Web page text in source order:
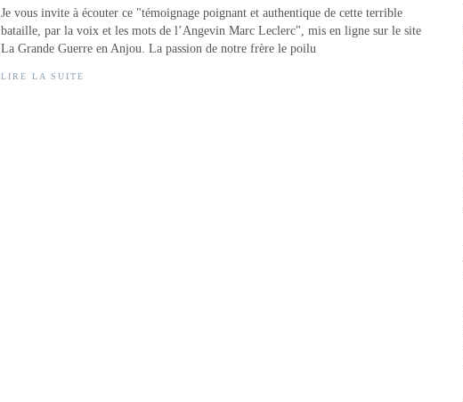
Je vous invite à écouter ce "témoignage poignant et authentique de cette terrible
bataille, par la voix et les mots de l’Angevin Marc Leclerc", mis en ligne sur le site
La Grande Guerre en Anjou. La passion de notre frère le poilu
LIRE LA SUITE